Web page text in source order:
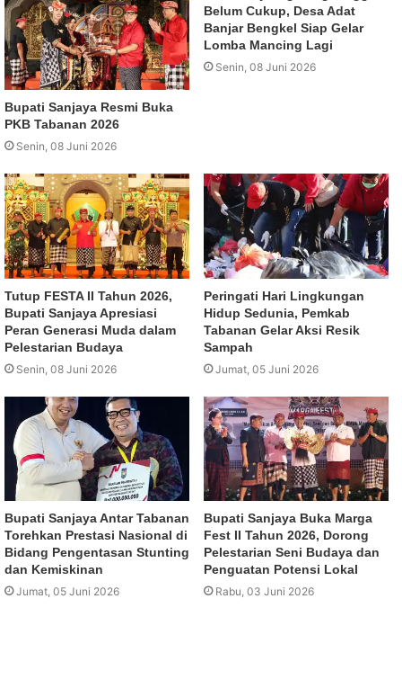
Bupati Sanjaya Resmi Buka
PKB Tabanan 2026
Senin, 08 Juni 2026
Belum Cukup, Desa Adat
Banjar Bengkel Siap Gelar
Lomba Mancing Lagi
Senin, 08 Juni 2026
Tutup FESTA II Tahun 2026,
Bupati Sanjaya Apresiasi
Peran Generasi Muda dalam
Pelestarian Budaya
Senin, 08 Juni 2026
Peringati Hari Lingkungan
Hidup Sedunia, Pemkab
Tabanan Gelar Aksi Resik
Sampah
Jumat, 05 Juni 2026
Bupati Sanjaya Antar Tabanan
Torehkan Prestasi Nasional di
Bidang Pengentasan Stunting
dan Kemiskinan
Jumat, 05 Juni 2026
Bupati Sanjaya Buka Marga
Fest II Tahun 2026, Dorong
Pelestarian Seni Budaya dan
Penguatan Potensi Lokal
Rabu, 03 Juni 2026